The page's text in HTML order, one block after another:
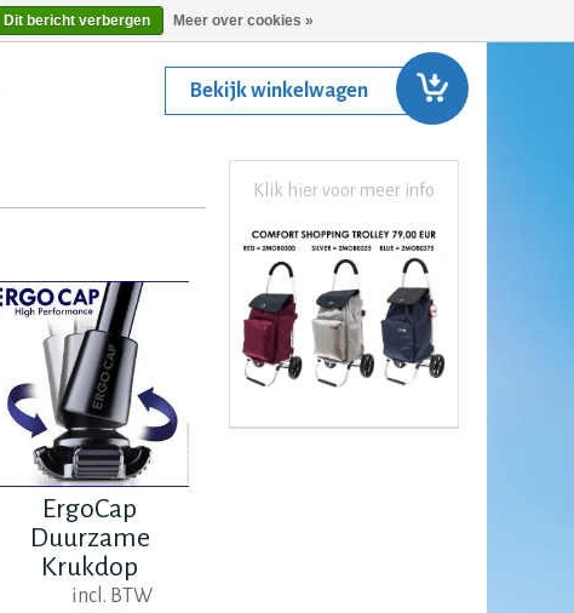
Bekijk winkelwagen
ErgoCap
Duurzame
Krukdop
incl. BTW
Klik hier voor meer info
Dit bericht verbergen Meer over cookies »